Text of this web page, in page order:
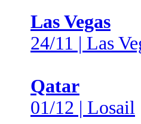
Las Vegas
24/11 | Las
Qatar
01/12 | Losail